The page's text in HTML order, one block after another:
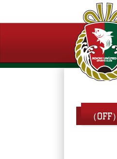
（OFF）